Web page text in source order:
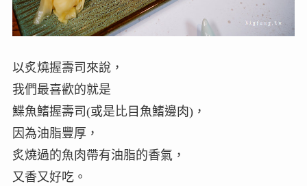
以炙燒握壽司來說，
我們最喜歡的就是
鰈魚鰭握壽司(或是比目魚鰭邊肉)，
因為油脂豐厚，
炙燒過的魚肉帶有油脂的香氣，
又香又好吃。